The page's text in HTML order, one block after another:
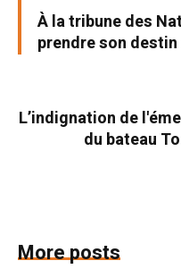
À la tribune des
prendre son destin
L’indignation de
du bateau
More posts